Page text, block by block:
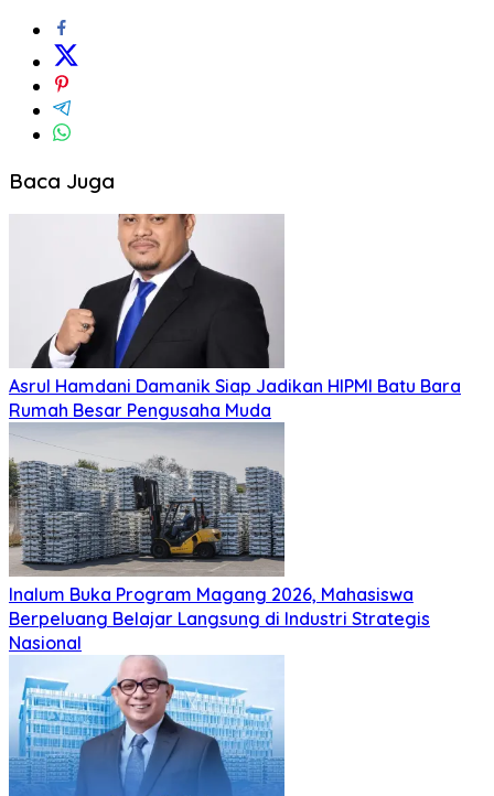
Baca Juga
Asrul Hamdani Damanik Siap Jadikan HIPMI Batu Bara
Rumah Besar Pengusaha Muda
Inalum Buka Program Magang 2026, Mahasiswa
Berpeluang Belajar Langsung di Industri Strategis
Nasional